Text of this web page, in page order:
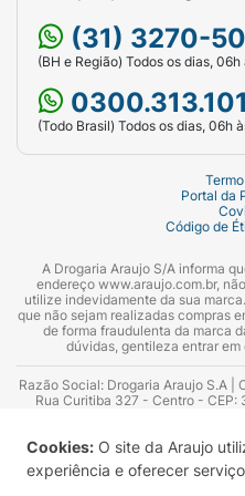
Cookies: O site da Araujo
experiência e oferecer
gravidez e a
mãe e/ ou o feto
Este medicamento não
mulheres grávidas ou
sem orientação médica
Interações
medicamentos, isto é,
importante no efeito de
medicamentos usados
qualquer forma,
qualquer outro
antes do início ou
Como o aciclovir é
medicamentos que
(31) 3270-
(BH e Região) Todos os dias,
(Todo Brasil) Todos os dias, 06h
Portal da
Código de
A Drogaria Araujo S/A informa
endereço www.araujo.com.br,
utilize indevidamente da sua
que não sejam realizadas compras
de forma fraudulenta da marca
dúvidas, gentileza entrar
Razão Social: Drogaria Araujo S.A |
Rua Curitiba 327 - Centro - CEP:
Azevedo Guimarães – CRF 10.965 |
Consultor substituto: Thiago
Sanitário: 2025020713 |